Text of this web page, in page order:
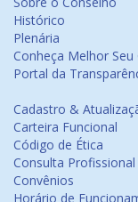
Histórico
Plenária
Conheça Melhor Seu
Portal da
Cadastro &
Carteira Funcional
Código de Ética
Consulta Profissional
Convênios
Horário de